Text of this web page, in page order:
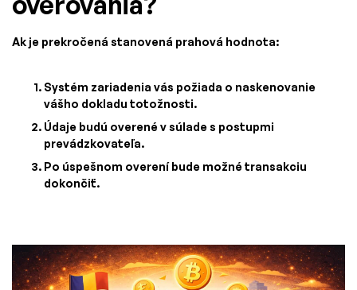
Ak je prekročená stanovená prahová hodnota:
Systém zariadenia vás požiada o naskenovanie
vášho dokladu totožnosti.
Údaje budú overené v súlade s postupmi
prevádzkovateľa.
Po úspešnom overení bude možné transakciu
dokončiť.